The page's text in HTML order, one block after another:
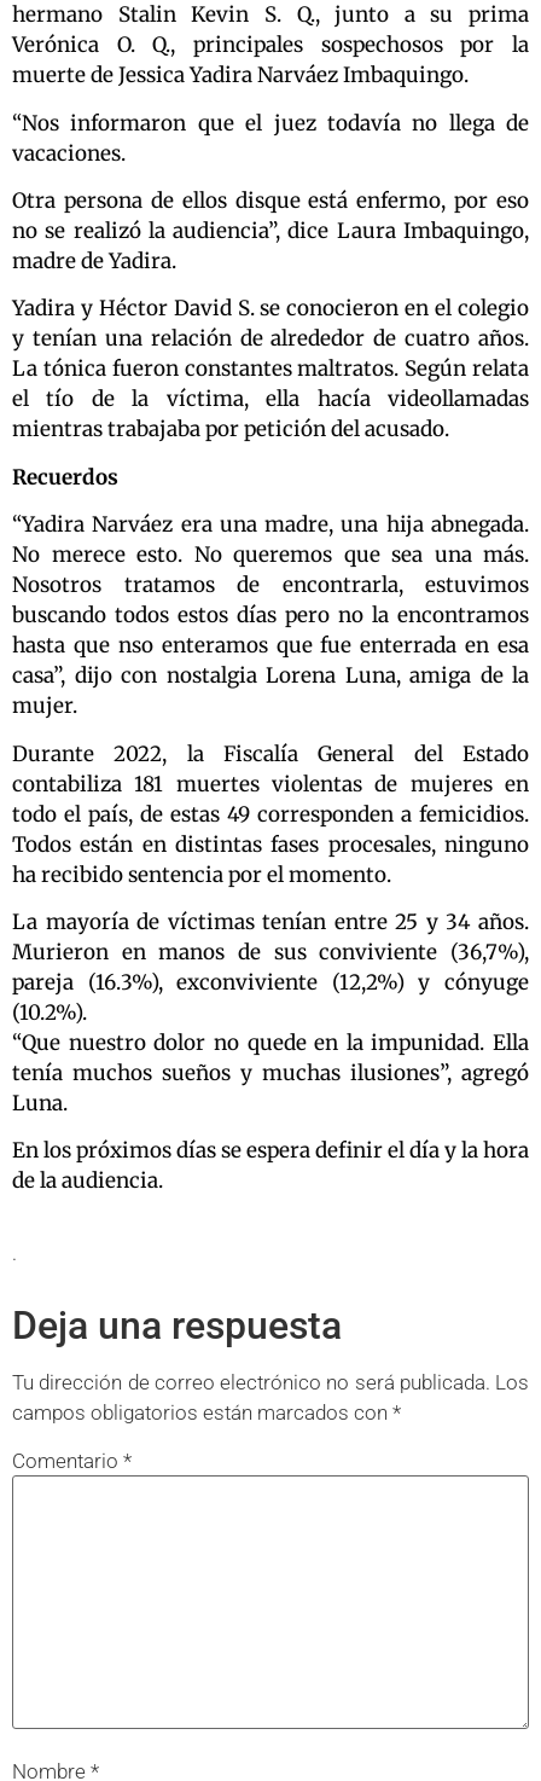
hermano Stalin Kevin S. Q., junto a su prima
Verónica O. Q., principales sospechosos por la
muerte de Jessica Yadira Narváez Imbaquingo.
“Nos informaron que el juez todavía no llega de
vacaciones.
Otra persona de ellos disque está enfermo, por eso
no se realizó la audiencia”, dice Laura Imbaquingo,
madre de Yadira.
Yadira y Héctor David S. se conocieron en el colegio
y tenían una relación de alrededor de cuatro años.
La tónica fueron constantes maltratos.​​ Según relata
el tío de la víctima, ella hacía videollamadas
mientras trabajaba por petición del acusado.
Recuerdos
“Yadira Narváez era una madre, una hija abnegada.
No merece esto. No queremos que sea una más.
Nosotros tratamos de encontrarla, estuvimos
buscando todos estos días pero no la encontramos
hasta que nso enteramos que fue enterrada en esa
casa”, dijo con nostalgia Lorena Luna, amiga de la
mujer.
Durante 2022, la Fiscalía General del Estado
contabiliza 181 muertes violentas de mujeres en
todo el país, de estas 49 corresponden a femicidios.
Todos están en distintas fases procesales, ninguno
ha recibido sentencia por el momento.
La mayoría de víctimas tenían entre 25 y 34 años.
Murieron en manos de sus conviviente (36,7%),
pareja (16.3%), exconviviente (12,2%) y cónyuge
(10.2%).
“Que nuestro dolor no quede en la impunidad. Ella
tenía muchos sueños y muchas ilusiones”, agregó
Luna.
En los próximos días se espera definir el día y la hora
de la audiencia.
.
Deja una respuesta
Tu dirección de correo electrónico no será publicada. Los
campos obligatorios están marcados con *
Comentario *
Nombre *